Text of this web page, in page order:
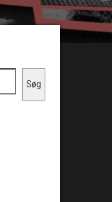
Søg